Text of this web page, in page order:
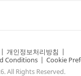
| 개인정보처리방침 |
Conditions | Cookie
All Rights Reserved.